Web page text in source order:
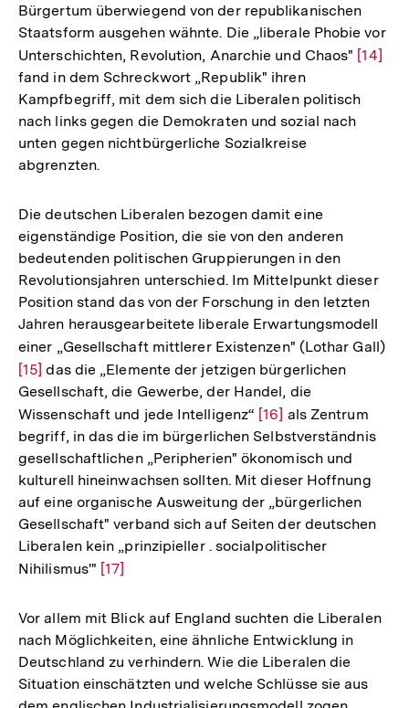
Bürgertum überwiegend von der republikanischen
Staatsform ausgehen wähnte. Die „liberale Phobie vor
Unterschichten, Revolution, Anarchie und Chaos" Zur
der
[14]
fand in dem Schreckwort „Republik" ihren
Kampfbegriff, mit dem sich die Liberalen politisch
nach links gegen die Demokraten und sozial nach
unten gegen nichtbürgerliche Sozialkreise
abgrenzten.
Die deutschen Liberalen bezogen damit eine
eigenständige Position, die sie von den anderen
bedeutenden politischen Gruppierungen in den
Revolutionsjahren unterschied. Im Mittelpunkt dieser
Position stand das von der Forschung in den letzten
Jahren herausgearbeitete liberale Erwartungsmodell
einer „Gesellschaft mittlerer Existenzen" (Lothar Gall)Zur
[15] das die „Elemente der jetzigen bürgerlichen
Gesellschaft, die Gewerbe, der Handel, die
Wissenschaft und jede Intelligenz“ Zur
Auflösung
der
Fußnote
[16] als Zentrum
begriff, in das die im bürgerlichen Selbstverständnis
gesellschaftlichen „Peripherien" ökonomisch und
kulturell hineinwachsen sollten. Mit dieser Hoffnung
auf eine organische Ausweitung der „bürgerlichen
Gesellschaft" verband sich auf Seiten der deutschen
Liberalen kein „prinzipieller . socialpolitischer
Nihilismus'" Zur
der
Fußnote
[17]
Vor allem mit Blick auf England suchten die Liberalen
nach Möglichkeiten, eine ähnliche Entwicklung in
Deutschland zu verhindern. Wie die Liberalen die
Situation einschätzten und welche Schlüsse sie aus